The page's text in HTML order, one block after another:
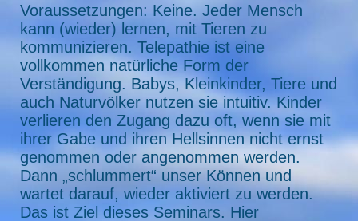
Voraussetzungen: Keine. Jeder Mensch
kann (wieder) lernen, mit Tieren zu
kommunizieren. Telepathie ist eine
vollkommen natürliche Form der
Verständigung. Babys, Kleinkinder, Tiere und
auch Naturvölker nutzen sie intuitiv. Kinder
verlieren den Zugang dazu oft, wenn sie mit
ihrer Gabe und ihren Hellsinnen nicht ernst
genommen oder angenommen werden.
Dann „schlummert“ unser Können und
wartet darauf, wieder aktiviert zu werden.
Das ist Ziel dieses Seminars. Hier